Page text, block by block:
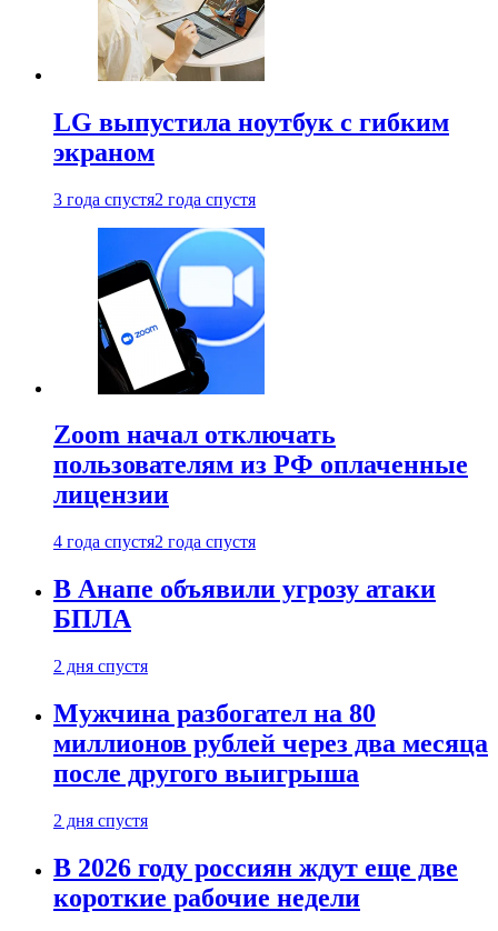
LG выпустила ноутбук с гибким
экраном
3 года спустя2 года спустя
Zoom начал отключать
пользователям из РФ оплаченные
лицензии
4 года спустя2 года спустя
В Анапе объявили угрозу атаки
БПЛА
2 дня спустя
Мужчина разбогател на 80
миллионов рублей через два месяца
после другого выигрыша
2 дня спустя
В 2026 году россиян ждут еще две
короткие рабочие недели